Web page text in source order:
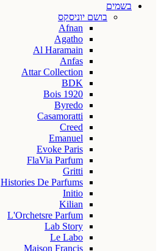
בשמים
בושם יוניסקס
Afnan
Agatho
Al Haramain
Anfas
Attar Collection
BDK
Bois 1920
Byredo
Casamoratti
Creed
Emanuel
Evoke Paris
FlaVia Parfum
Gritti
Histories De Parfums
Initio
Kilian
L'Orchetsre Parfum
Lab Story
Le Labo
Maison Francis